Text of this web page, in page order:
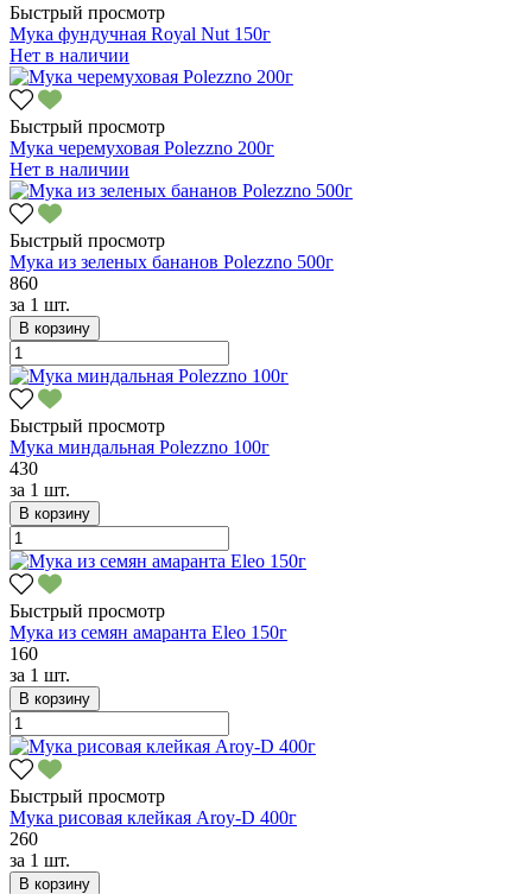
Быстрый просмотр
Мука фундучная Royal Nut 150г
Нет в наличии
Быстрый просмотр
Мука черемуховая Polezzno 200г
Нет в наличии
Быстрый просмотр
Мука из зеленых бананов Polezzno 500г
860
за 1 шт.
В корзину
Быстрый просмотр
Мука миндальная Polezzno 100г
430
за 1 шт.
В корзину
Быстрый просмотр
Мука из семян амаранта Eleo 150г
160
за 1 шт.
В корзину
Быстрый просмотр
Мука рисовая клейкая Aroy-D 400г
260
за 1 шт.
В корзину